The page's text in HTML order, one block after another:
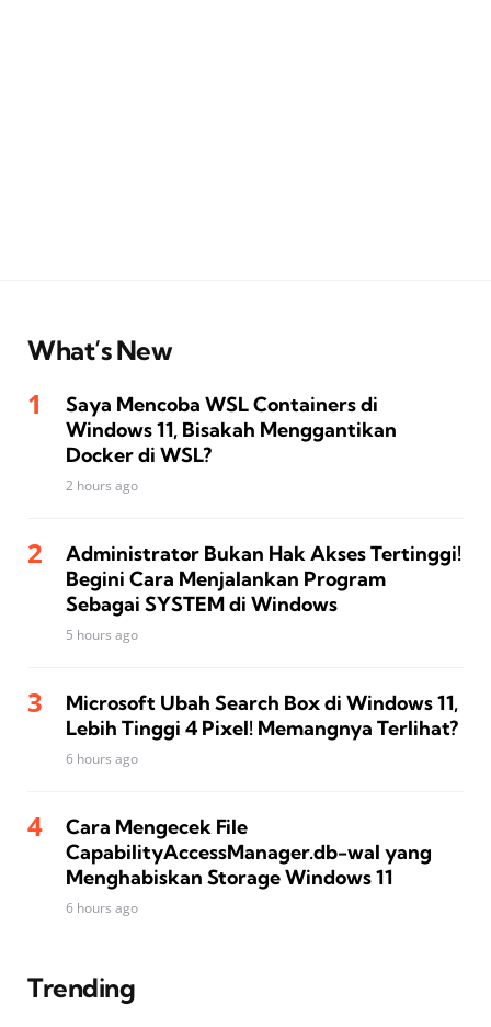
What’s New
Saya Mencoba WSL Containers di
Windows 11, Bisakah Menggantikan
Docker di WSL?
2 hours ago
Administrator Bukan Hak Akses Tertinggi!
Begini Cara Menjalankan Program
Sebagai SYSTEM di Windows
5 hours ago
Microsoft Ubah Search Box di Windows 11,
Lebih Tinggi 4 Pixel! Memangnya Terlihat?
6 hours ago
Cara Mengecek File
CapabilityAccessManager.db-wal yang
Menghabiskan Storage Windows 11
6 hours ago
Trending